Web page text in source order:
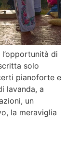
di
solo
pianoforte e
lavanda, a
un
la meraviglia